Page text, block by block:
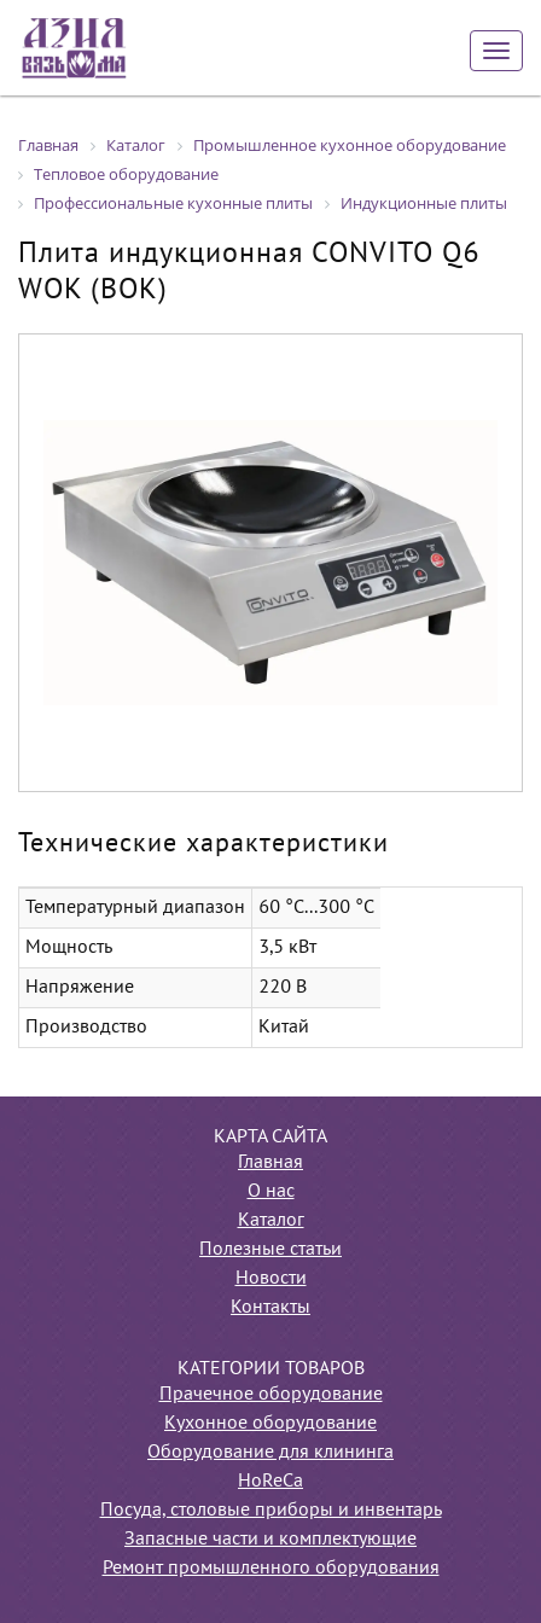
Главная Каталог
Промышленное кухонное оборудование
Тепловое оборудование
Профессиональные кухонные плиты
Индукционные плиты
Плита индукционная CONVITO Q6
WOK (ВОК)
Технические характеристики
Температурный диапазон 60 °C...300 °C
Мощность 3,5 кВт
Напряжение 220 В
Производство Китай
КАРТА САЙТА
Главная
О нас
Каталог
Полезные статьи
Новости
Контакты
КАТЕГОРИИ ТОВАРОВ
Прачечное оборудование
Кухонное оборудование
Оборудование для клининга
HoReCa
Посуда, столовые приборы и инвентарь
Запасные части и комплектующие
Ремонт промышленного оборудования